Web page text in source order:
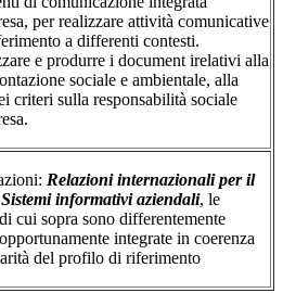
per realizzare attività comunicative
a differenti contesti.
e produrre i document irelativi alla
sociale e ambientale, alla
criteri sulla responsabilità sociale
Relazioni internazionali per il
Sistemi informativi aziendali, le
cui sopra sono differentemente
integrate in coerenza
del profilo di riferimento